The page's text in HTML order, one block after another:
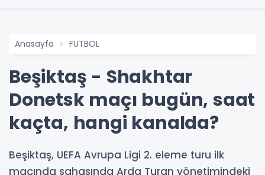
Anasayfa FUTBOL
Beşiktaş - Shakhtar
Donetsk maçı bugün, saat
kaçta, hangi kanalda?
Beşiktaş, UEFA Avrupa Ligi 2. eleme turu ilk
maçında sahasında Arda Turan yönetimindeki